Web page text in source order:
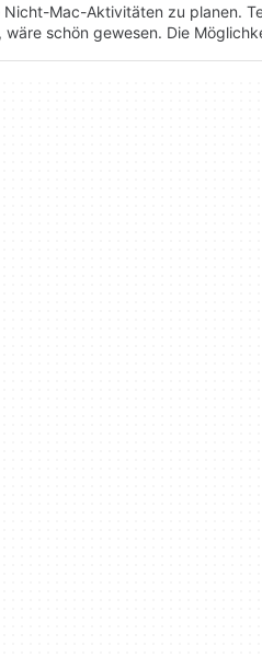
Mac-Aktivitäten zu planen.
schön gewesen. Die